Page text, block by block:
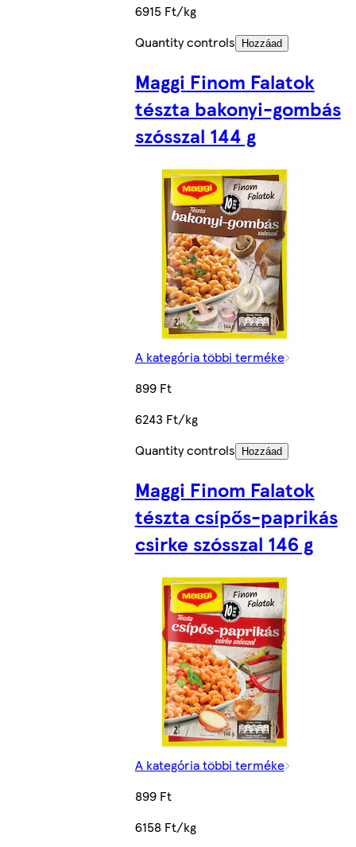
6915 Ft/kg
Quantity controls
Hozzáad
Maggi Finom Falatok
tészta bakonyi-gombás
szósszal 144 g
A kategória többi terméke
899 Ft
6243 Ft/kg
Quantity controls
Hozzáad
Maggi Finom Falatok
tészta csípős-paprikás
csirke szósszal 146 g
A kategória többi terméke
899 Ft
6158 Ft/kg